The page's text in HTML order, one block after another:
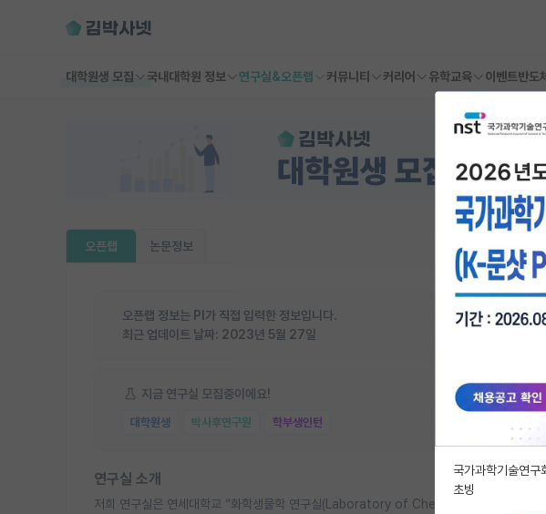
대학원생 모집 국내대학원 정보 연구실&오픈랩 커뮤니티 커리어 유학교육 이벤트반도
오픈랩 논문정보
오픈랩 정보는 PI가 직접 입력한 정보입니다.
최근 업데이트 날짜: 2023년 5월 27일
지금 연구실 모집중이에요!
대학원생 박사후연구원 학부생인턴
연구실 소개
저희 연구실은 연세대학교 “화학생물학 연구실(Laboratory of Chemical Biology)”입니
국가과학기술연
초빙